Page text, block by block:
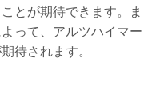
とが期待できます。ま
って、アルツハイマー
待されます。